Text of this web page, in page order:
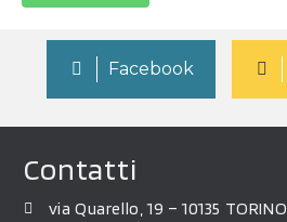
Facebook
Contatti
via Quarello, 19 – 10135 TORINO